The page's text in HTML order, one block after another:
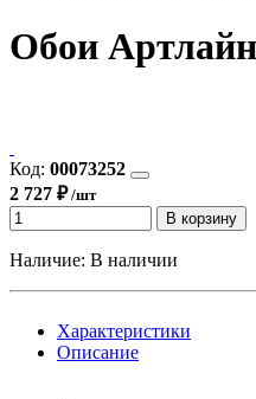
Обои Артлайн
Код: 00073252
2 727 ₽/шт
В корзину
Наличие: В наличии
Характеристики
Описание